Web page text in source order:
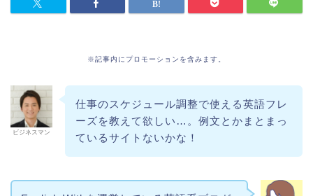
※記事内にプロモーションを含みます。
ビジネスマン
仕事のスケジュール調整で使える英語フレ
ーズを教えて欲しい…。例文とかまとまっ
ているサイトないかな！